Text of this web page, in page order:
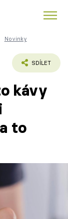
Novinky
SDÍLET
kávy
to